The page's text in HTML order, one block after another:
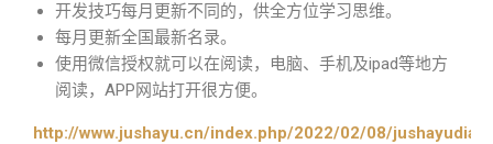
开发技巧每月更新不同的，供全方位学习思维。
每月更新全国最新名录。
使用微信授权就可以在阅读，电脑、手机及ipad等地方
阅读，APP网站打开很方便。
http://www.jushayu.cn/index.php/2022/02/08/